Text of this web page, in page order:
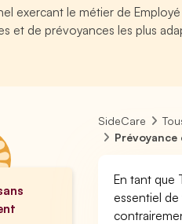
exercant le métier de
et de prévoyances les plus
SideCare
Prévoyance
En tant que
essentiel